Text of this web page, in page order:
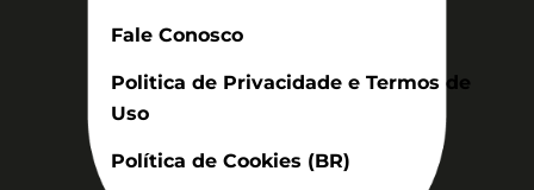
Fale Conosco
Politica de Privacidade e Termos de
Uso
Política de Cookies (BR)